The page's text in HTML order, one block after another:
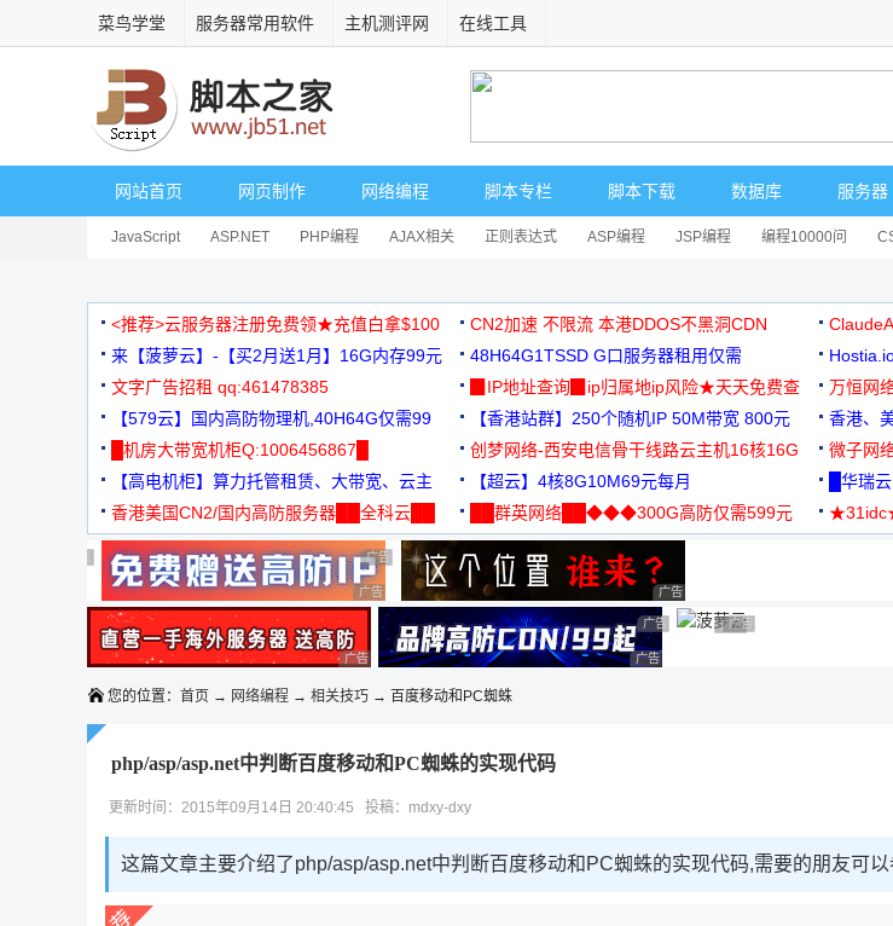
菜鸟学堂 服务器常用软件 主机测评网 在线工具
网站首页 网页制作 网络编程 脚本专栏 脚本下载 数据库 服务器
JavaScript ASP.NET PHP编程 AJAX相关 正则表达式 ASP编程 JSP编程 编程10000问
<推荐>云服务器注册免费领★充值白拿$100 CN2加速 不限流 本港DDOS不黑洞CDN
来【菠萝云】-【买2月送1月】16G内存99元
48H64G1TSSD G口服务器租用仅需
3000+可免费测试
文字广告招租 qq:461478385
▉IP地址查询▉ip归属地ip风险★天天免费查
万恒网
99元/月
【579云】国内高防物理机,40H64G仅需99
元
【香港站群】250个随机IP 50M带宽 800元 香港、
█机房大带宽机柜Q:1006456867█
创梦网络-西安电信骨干线路云主机16核16G
88元/月
微子网
【高电机柜】算力托管租赁、大带宽、云主
机
【超云】4核8G10M69元每月 █华瑞
香港美国CN2/国内高防服务器██全科云██
██群英网络██◆◆◆300G高防仅需599元
◆◆◆
广告 商业广告，理性选择
广告 商业广告，理性选择
广告 商业广告，理性选择
广告 商业广告，理性选择
广告 商业广告，理性选择
广告 商业广告，理性选择 广告 商业广告，理性选择
广告 商业广告，理性选择广告 商业广告，理性选择
广告 商业广告，理性选择
您的位置： 首页 → 网络编程 → 相关技巧 → 百度移动和PC蜘蛛
php/asp/asp.net中判断百度移动和PC蜘蛛的实现代码
更新时间：2015年09月14日 20:40:45 投稿：mdxy-dxy
这篇文章主要介绍了php/asp/asp.net中判断百度移动和PC蜘蛛的实现代码,需要的朋友可